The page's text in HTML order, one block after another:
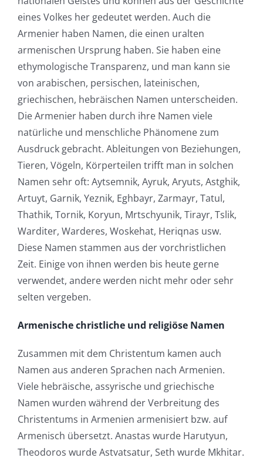
eines Volkes her gedeutet werden. Auch die
Armenier haben Namen, die einen uralten
armenischen Ursprung haben. Sie haben eine
ethymologische Transparenz, und man kann sie
von arabischen, persischen, lateinischen,
griechischen, hebräischen Namen unterscheiden.
Die Armenier haben durch ihre Namen viele
natürliche und menschliche Phänomene zum
Ausdruck gebracht. Ableitungen von Beziehungen,
Tieren, Vögeln, Körperteilen trifft man in solchen
Namen sehr oft: Aytsemnik, Ayruk, Aryuts, Astghik,
Artuyt, Garnik, Yeznik, Eghbayr, Zarmayr, Tatul,
Thathik, Tornik, Koryun, Mrtschyunik, Tirayr, Tslik,
Warditer, Warderes, Woskehat, Heriqnas usw.
Diese Namen stammen aus der vorchristlichen
Zeit. Einige von ihnen werden bis heute gerne
verwendet, andere werden nicht mehr oder sehr
selten vergeben.
Armenische christliche und religiöse Namen
Zusammen mit dem Christentum kamen auch
Namen aus anderen Sprachen nach Armenien.
Viele hebräische, assyrische und griechische
Namen wurden während der Verbreitung des
Christentums in Armenien armenisiert bzw. auf
Armenisch übersetzt. Anastas wurde Harutyun,
Theodoros wurde Astvatsatur, Seth wurde Mkhitar.